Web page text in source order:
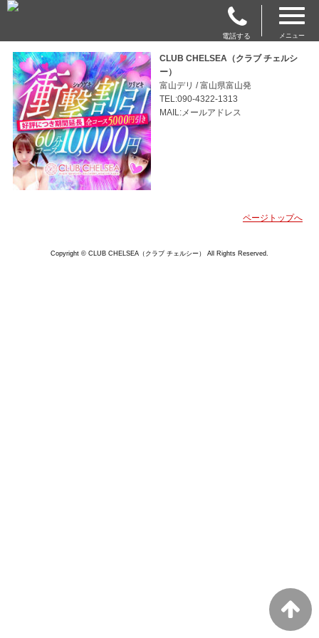
電話する メニュー
CLUB CHELSEA（クラブ チェルシ
ー）
富山デリ / 富山県富山発
TEL:090-4322-1313
MAIL:メールアドレス
ページトップへ
Copyright © CLUB CHELSEA（クラブ チェルシー） All Rights Reserved.